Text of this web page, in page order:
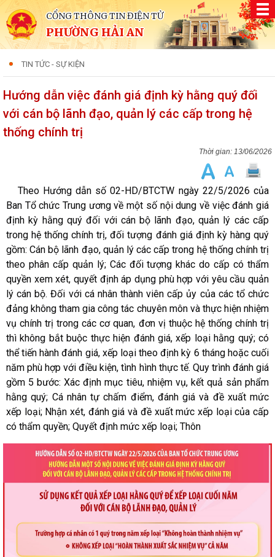
CỔNG THÔNG TIN ĐIỆN TỬ
PHƯỜNG HẢI AN
TIN TỨC - SỰ KIỆN
Hướng dẫn việc đánh giá định kỳ hằng quý đối
với cán bộ lãnh đạo, quản lý các cấp trong hệ
thống chính trị
13/06/2026
Theo Hướng dẫn số 02-HD/BTCTW ngày 22/5/2026 của
Ban Tổ chức Trung ương về một số nội dung về việc đánh giá
định kỳ hằng quý đối với cán bộ lãnh đạo, quản lý các cấp
trong hệ thống chính trị, đối tượng đánh giá định kỳ hàng quý
gồm: Cán bộ lãnh đạo, quản lý các cấp trong hệ thống chính trị
theo phân cấp quản lý; Các đối tượng khác do cấp có thẩm
quyền xem xét, quyết định áp dụng phù hợp với yêu cầu quản
lý cán bộ. Đối với cá nhân thành viên cấp ủy của các tổ chức
đảng không tham gia công tác chuyên môn và thực hiện nhiệm
vụ chính trị trong các cơ quan, đơn vị thuộc hệ thống chính trị
thì không bắt buộc thực hiện đánh giá, xếp loại hằng quý; có
thể tiến hành đánh giá, xếp loại theo định kỳ 6 tháng hoặc cuối
năm phù hợp với điều kiện, tình hình thực tế. Quy trình đánh giá
gồm 5 bước: Xác định mục tiêu, nhiệm vụ, kết quả sản phẩm
hằng quý; Cá nhân tự chấm điểm, đánh giá và đề xuất mức
xếp loại; Nhận xét, đánh giá và đề xuất mức xếp loại của cấp
có thẩm quyền; Quyết định mức xếp loại; Thôn